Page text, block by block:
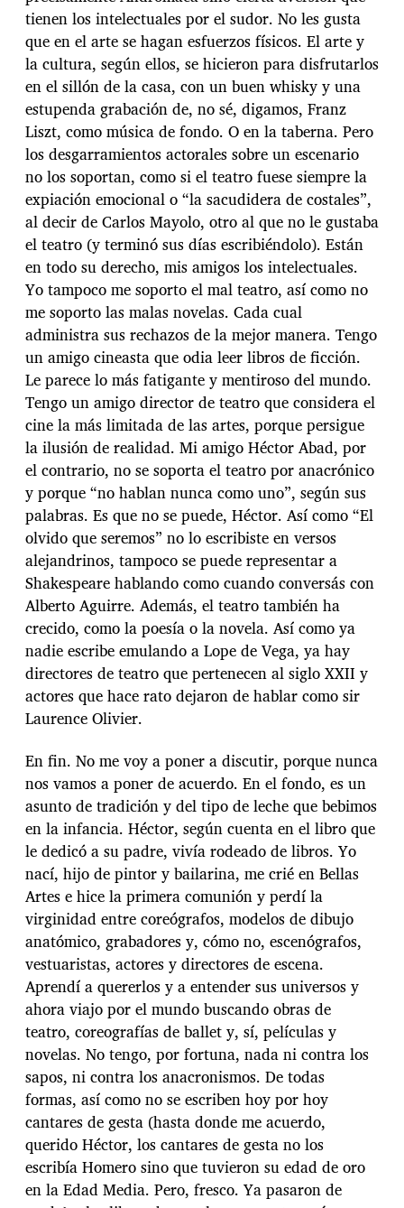
tienen los intelectuales por el sudor. No les gusta
que en el arte se hagan esfuerzos físicos. El arte y
la cultura, según ellos, se hicieron para disfrutarlos
en el sillón de la casa, con un buen whisky y una
estupenda grabación de, no sé, digamos, Franz
Liszt, como música de fondo. O en la taberna. Pero
los desgarramientos actorales sobre un escenario
no los soportan, como si el teatro fuese siempre la
expiación emocional o “la sacudidera de costales”,
al decir de Carlos Mayolo, otro al que no le gustaba
el teatro (y terminó sus días escribiéndolo). Están
en todo su derecho, mis amigos los intelectuales.
Yo tampoco me soporto el mal teatro, así como no
me soporto las malas novelas. Cada cual
administra sus rechazos de la mejor manera. Tengo
un amigo cineasta que odia leer libros de ficción.
Le parece lo más fatigante y mentiroso del mundo.
Tengo un amigo director de teatro que considera el
cine la más limitada de las artes, porque persigue
la ilusión de realidad. Mi amigo Héctor Abad, por
el contrario, no se soporta el teatro por anacrónico
y porque “no hablan nunca como uno”, según sus
palabras. Es que no se puede, Héctor. Así como “El
olvido que seremos” no lo escribiste en versos
alejandrinos, tampoco se puede representar a
Shakespeare hablando como cuando conversás con
Alberto Aguirre. Además, el teatro también ha
crecido, como la poesía o la novela. Así como ya
nadie escribe emulando a Lope de Vega, ya hay
directores de teatro que pertenecen al siglo XXII y
actores que hace rato dejaron de hablar como sir
Laurence Olivier.
En fin. No me voy a poner a discutir, porque nunca
nos vamos a poner de acuerdo. En el fondo, es un
asunto de tradición y del tipo de leche que bebimos
en la infancia. Héctor, según cuenta en el libro que
le dedicó a su padre, vivía rodeado de libros. Yo
nací, hijo de pintor y bailarina, me crié en Bellas
Artes e hice la primera comunión y perdí la
virginidad entre coreógrafos, modelos de dibujo
anatómico, grabadores y, cómo no, escenógrafos,
vestuaristas, actores y directores de escena.
Aprendí a quererlos y a entender sus universos y
ahora viajo por el mundo buscando obras de
teatro, coreografías de ballet y, sí, películas y
novelas. No tengo, por fortuna, nada ni contra los
sapos, ni contra los anacronismos. De todas
formas, así como no se escriben hoy por hoy
cantares de gesta (hasta donde me acuerdo,
querido Héctor, los cantares de gesta no los
escribía Homero sino que tuvieron su edad de oro
en la Edad Media. Pero, fresco. Ya pasaron de